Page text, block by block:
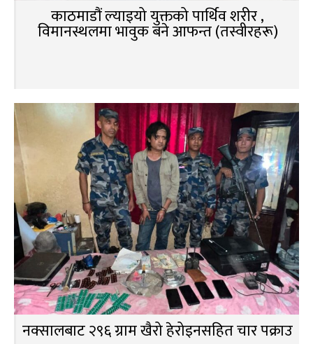
काठमाडौं ल्याइयो युक्तको पार्थिव शरीर ,
विमानस्थलमा भावुक बने आफन्त (तस्वीरहरू)
नक्सालबाट २९६ ग्राम खैरो हेरोइनसहित चार पक्राउ